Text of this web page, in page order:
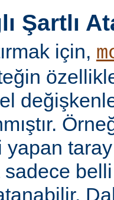
Şartlı
için,
belli